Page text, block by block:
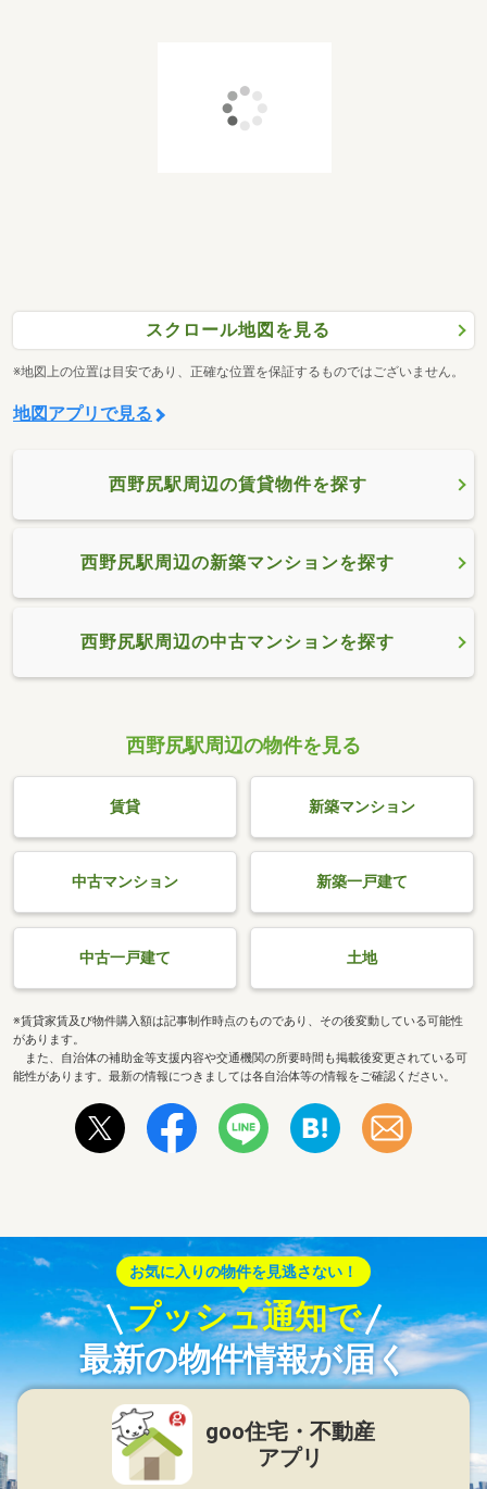
スクロール地図を見る
※地図上の位置は目安であり、正確な位置を保証するものではございません。
地図アプリで見る
西野尻駅周辺の賃貸物件を探す
西野尻駅周辺の新築マンションを探す
西野尻駅周辺の中古マンションを探す
西野尻駅周辺の物件を見る
賃貸 新築マンション
中古マンション 新築一戸建て
中古一戸建て 土地
※賃貸家賃及び物件購入額は記事制作時点のものであり、その後変動している可能性
があります。
また、自治体の補助金等支援内容や交通機関の所要時間も掲載後変更されている可
能性があります。最新の情報につきましては各自治体等の情報をご確認ください。
お気に入りの物件を見逃さない！
プッシュ通知で
最新の物件情報が届く
goo住宅・不動産
アプリ